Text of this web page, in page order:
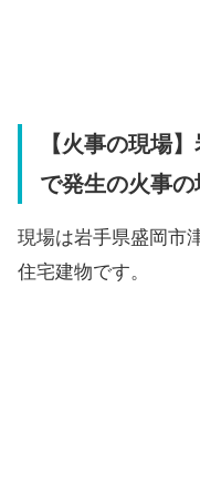
【火事の現場
で発生の火事の
現場は岩手県盛岡市
住宅建物です。